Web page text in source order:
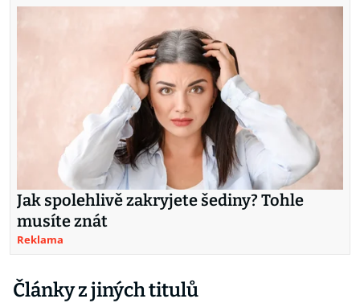
Jak spolehlivě zakryjete šediny? Tohle
musíte znát
Reklama
Články z jiných titulů